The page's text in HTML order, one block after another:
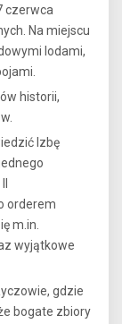
czerwca
Na miejscu
lodami,
historii,
Izbę
orderem
m.in.
wyjątkowe
gdzie
bogate zbiory